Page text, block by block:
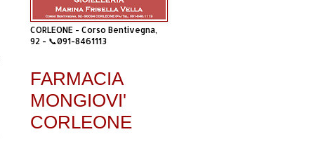
CORLEONE - Corso Bentivegna,
92 - 📞091-8461113
FARMACIA
MONGIOVI'
CORLEONE